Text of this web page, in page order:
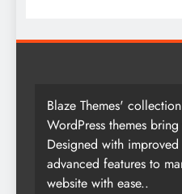
Blaze Themes'
WordPress themes
Designed with
advanced features to
website with ease..